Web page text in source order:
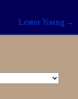
Lester Young →